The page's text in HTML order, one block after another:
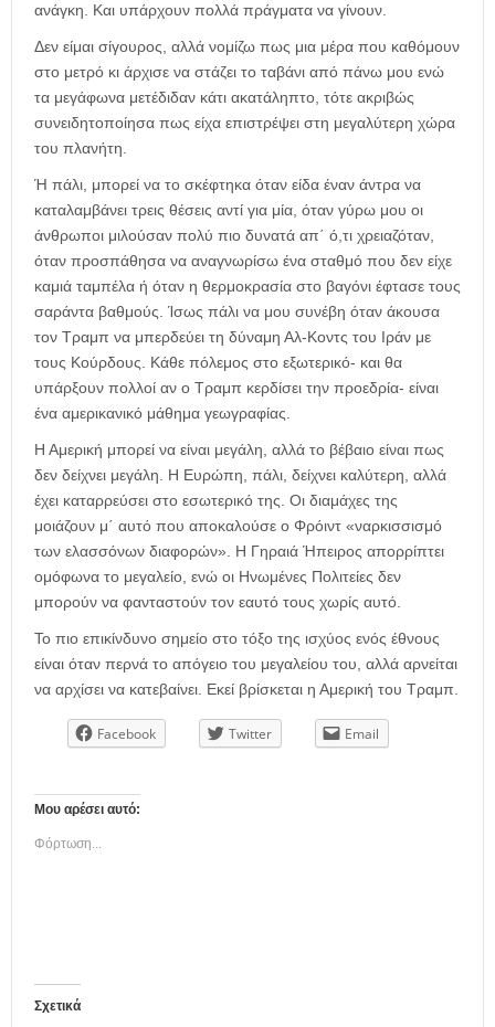
ανάγκη. Και υπάρχουν πολλά πράγματα να γίνουν.
Δεν είμαι σίγουρος, αλλά νομίζω πως μια μέρα που καθόμουν
στο μετρό κι άρχισε να στάζει το ταβάνι από πάνω μου ενώ
τα μεγάφωνα μετέδιδαν κάτι ακατάληπτο, τότε ακριβώς
συνειδητοποίησα πως είχα επιστρέψει στη μεγαλύτερη χώρα
του πλανήτη.
Ή πάλι, μπορεί να το σκέφτηκα όταν είδα έναν άντρα να
καταλαμβάνει τρεις θέσεις αντί για μία, όταν γύρω μου οι
άνθρωποι μιλούσαν πολύ πιο δυνατά απ΄ ό,τι χρειαζόταν,
όταν προσπάθησα να αναγνωρίσω ένα σταθμό που δεν είχε
καμιά ταμπέλα ή όταν η θερμοκρασία στο βαγόνι έφτασε τους
σαράντα βαθμούς. Ίσως πάλι να μου συνέβη όταν άκουσα
τον Τραμπ να μπερδεύει τη δύναμη Αλ-Κοντς του Ιράν με
τους Κούρδους. Κάθε πόλεμος στο εξωτερικό- και θα
υπάρξουν πολλοί αν ο Τραμπ κερδίσει την προεδρία- είναι
ένα αμερικανικό μάθημα γεωγραφίας.
Η Αμερική μπορεί να είναι μεγάλη, αλλά το βέβαιο είναι πως
δεν δείχνει μεγάλη. Η Ευρώπη, πάλι, δείχνει καλύτερη, αλλά
έχει καταρρεύσει στο εσωτερικό της. Οι διαμάχες της
μοιάζουν μ΄ αυτό που αποκαλούσε ο Φρόιντ «ναρκισσισμό
των ελασσόνων διαφορών». Η Γηραιά Ήπειρος απορρίπτει
ομόφωνα το μεγαλείο, ενώ οι Ηνωμένες Πολιτείες δεν
μπορούν να φανταστούν τον εαυτό τους χωρίς αυτό.
Το πιο επικίνδυνο σημείο στο τόξο της ισχύος ενός έθνους
είναι όταν περνά το απόγειο του μεγαλείου του, αλλά αρνείται
να αρχίσει να κατεβαίνει. Εκεί βρίσκεται η Αμερική του Τραμπ.
Facebook Twitter Email
Μου αρέσει αυτό:
Φόρτωση...
Σχετικά